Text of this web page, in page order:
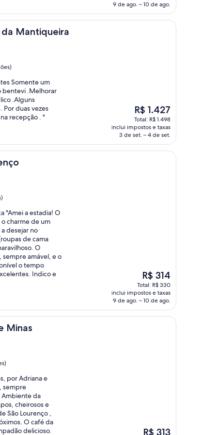
de
R$ 626
9 de ago. – 10 de ago.
Mantiqueira
Somente um
bentevi .Melhorar
.Alguns
Por duas vezes
recepção . "
O
preço
é
de
R$ 1.427
R$ 1.427
Total: R$ 1.498
inclui impostos e taxas
3 de set. – 4 de set.
"Amei a estadia! O
o charme de um
desejar no
de cama
O
amável, e o
o tempo
Indico e
O
preço
é
de
R$ 314
R$ 314
Total: R$ 330
inclui impostos e taxas
9 de ago. – 10 de ago.
Minas
por Adriana e
sempre
Ambiente da
cheirosos e
São Lourenço ,
O café da
delicioso.
O
R$ 313